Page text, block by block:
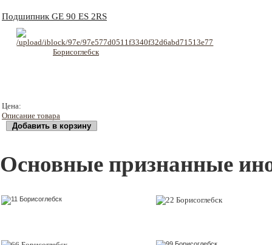
Подшипник GE 90 ES 2RS
Цена:
Описание товара
Основные признанные